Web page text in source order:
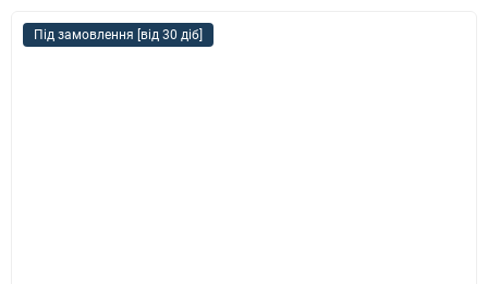
Під замовлення [від 30 діб]